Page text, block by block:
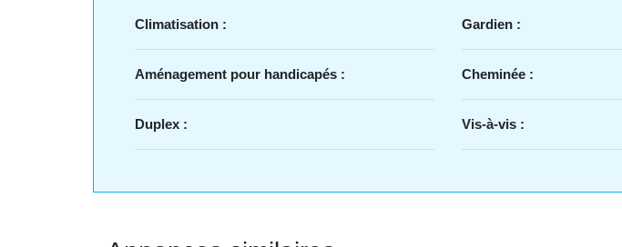
Climatisation :
Aménagement pour handicapés :
Duplex :
Gardien :
Cheminée :
Vis-à-vis :